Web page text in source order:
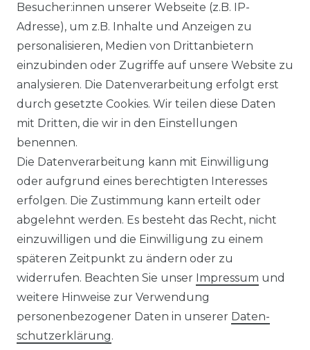
KONTAKT
Sie sind Händlerund möchten Sich mit uns
in Verbindung setzen?
unter:
0421 - 7942081
Unseren Händlershop finden Sie hier:
https://b2b-popshotsstudios.de/
Wir versenden mit
Unsere Zahlungsarten
Besucher:innen unserer Webseite (z.B. IP-
Adresse), um z.B. Inhalte und Anzeigen zu
personalisieren, Medien von Drittanbietern
einzubinden oder Zugriffe auf unsere Website zu
analysieren. Die Datenverarbeitung erfolgt erst
durch gesetzte Cookies. Wir teilen diese Daten
mit Dritten, die wir in den Einstellungen
benennen.
Die Datenverarbeitung kann mit Einwilligung
oder aufgrund eines berechtigten Interesses
erfolgen. Die Zustimmung kann erteilt oder
abgelehnt werden. Es besteht das Recht, nicht
einzuwilligen und die Einwilligung zu einem
späteren Zeitpunkt zu ändern oder zu
widerrufen. Beachten Sie unser Impressum und
weitere Hinweise zur Verwendung
personenbezogener Daten in unserer Daten­
schutz­erklärung.